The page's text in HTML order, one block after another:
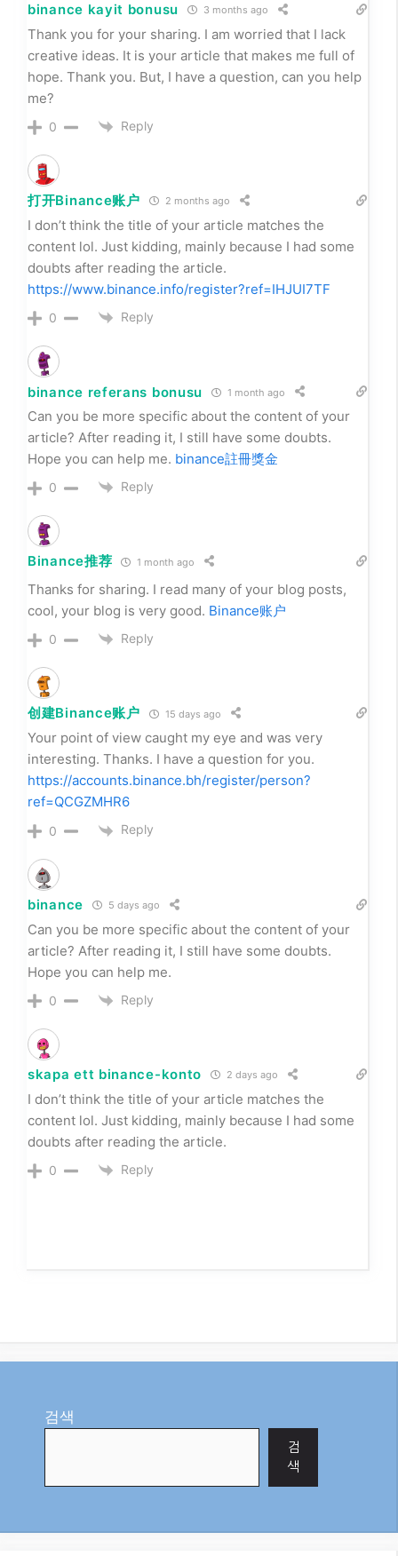
binance kayit bonusu 3 months ago
Thank you for your sharing. I am worried that I lack
creative ideas. It is your article that makes me full of
hope. Thank you. But, I have a question, can you help
me?
0 Reply
打开Binance账户 2 months ago
I don’t think the title of your article matches the
content lol. Just kidding, mainly because I had some
doubts after reading the article.
https://www.binance.info/register?ref=IHJUI7TF
0 Reply
binance referans bonusu 1 month ago
Can you be more specific about the content of your
article? After reading it, I still have some doubts.
Hope you can help me. binance註冊獎金
0 Reply
Binance推荐 1 month ago
cool, your blog is very good.
0
创建Binance账户
Your point of view caught my eye and was very
https://accounts.binance.bh/register/person?
ref=QCGZMHR6
0
binance
article? After reading it, I still have some doubts.